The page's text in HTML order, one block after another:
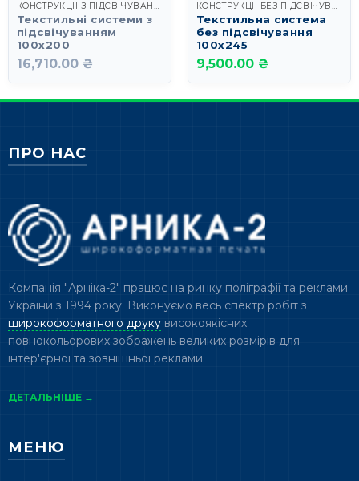
КОНСТРУКЦІЇ З ПІДСВІЧУВАННЯМ
Текстильні системи з
підсвічуванням
100х200
16,710.00 ₴
КОНСТРУКЦІЇ БЕЗ ПІДСВІЧУВАННЯ
Текстильна система
без підсвічування
100х245
9,500.00 ₴
ПРО НАС
Компанія "Арніка-2" працює на ринку поліграфії та реклами
України з 1994 року. Виконуємо весь спектр робіт з
широкоформатного друкувисокоякісних
повнокольорових зображень великих розмірів для
інтер'єрної та зовнішньої реклами.
ДЕТАЛЬНІШЕ →
МЕНЮ